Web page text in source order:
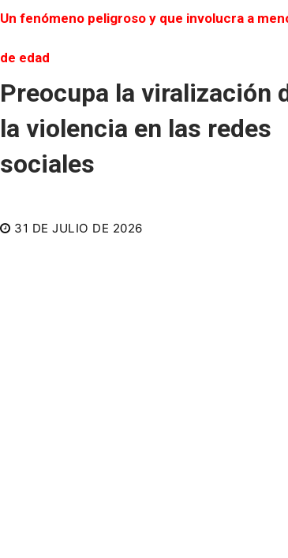
Un fenómeno peligroso y que involucra a
de edad
Preocupa la viralización
la violencia en las redes
sociales
31 DE JULIO DE 2026